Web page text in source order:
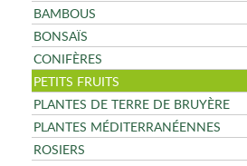
BAMBOUS
BONSAÏS
CONIFÈRES
PETITS FRUITS
PLANTES DE TERRE DE BRUYÈRE
PLANTES MÉDITERRANÉENNES
ROSIERS